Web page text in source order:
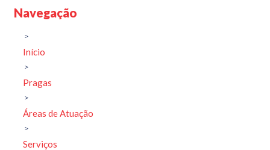
Navegação
Início
Pragas
Áreas de Atuação
Serviços